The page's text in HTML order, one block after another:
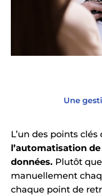
Une
L’un des points
l’automatisation
données. Plutôt
manuellement
chaque point de